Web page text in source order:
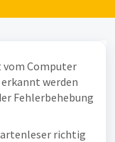
Computer
erkannt werden
Fehlerbehebung
richtig